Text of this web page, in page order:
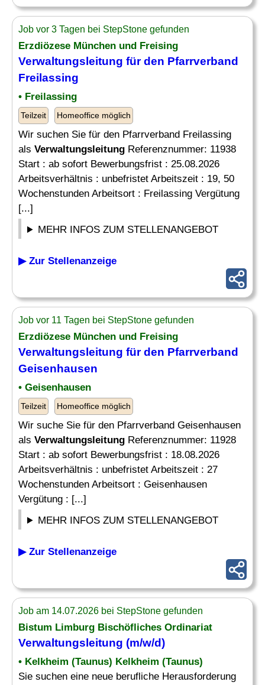
Job vor 3 Tagen bei StepStone gefunden
Erzdiözese München und Freising
Verwaltungsleitung für den Pfarrverband
Freilassing
• Freilassing
Teilzeit Homeoffice möglich
Wir suchen Sie für den Pfarrverband Freilassing
als Verwaltungsleitung Referenznummer: 11938
Start : ab sofort Bewerbungsfrist : 25.08.2026
Arbeitsverhältnis : unbefristet Arbeitszeit : 19, 50
Wochenstunden Arbeitsort : Freilassing Vergütung
[...]
MEHR INFOS ZUM STELLENANGEBOT
▶ Zur Stellenanzeige
Job vor 11 Tagen bei StepStone gefunden
Erzdiözese München und Freising
Verwaltungsleitung für den Pfarrverband
Geisenhausen
• Geisenhausen
Teilzeit Homeoffice möglich
Wir suche Sie für den Pfarrverband Geisenhausen
als Verwaltungsleitung Referenznummer: 11928
Start : ab sofort Bewerbungsfrist : 18.08.2026
Arbeitsverhältnis : unbefristet Arbeitszeit : 27
Wochenstunden Arbeitsort : Geisenhausen
Vergütung : [...]
MEHR INFOS ZUM STELLENANGEBOT
▶ Zur Stellenanzeige
Job am 14.07.2026 bei StepStone gefunden
Bistum Limburg Bischöfliches Ordinariat
Verwaltungsleitung (m/w/d)
• Kelkheim (Taunus) Kelkheim (Taunus)
Sie suchen eine neue berufliche Herausforderung